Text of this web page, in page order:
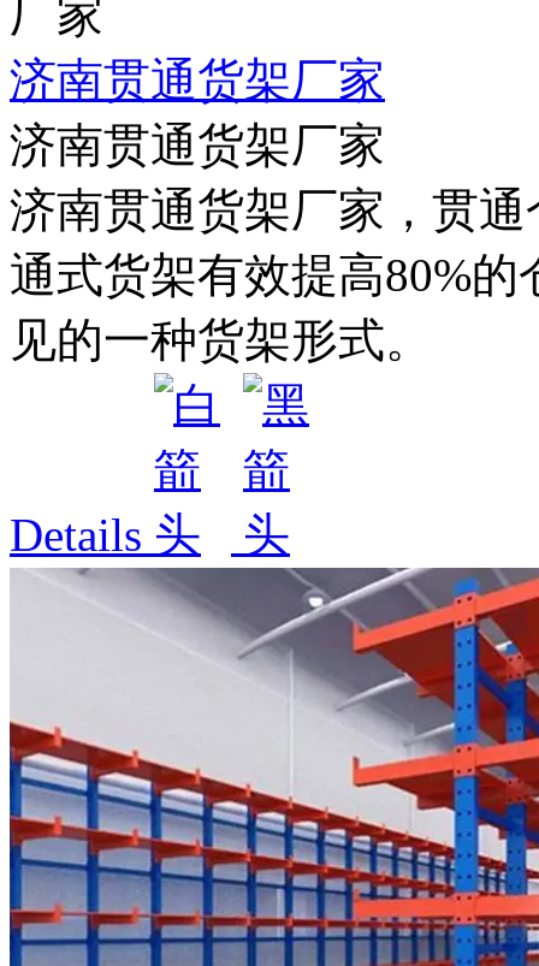
济南贯通货架厂家
济南贯通货架厂家
济南贯通货架厂家，贯
通式货架有效提高80%
见的一种货架形式。
Details